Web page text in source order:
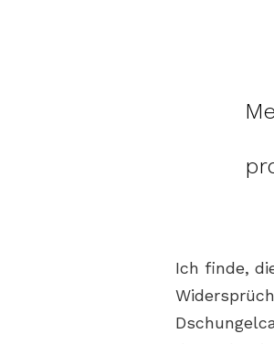
Ich finde,